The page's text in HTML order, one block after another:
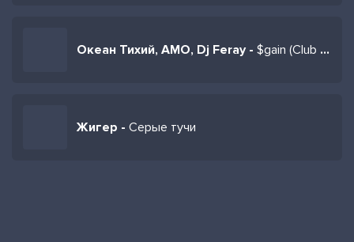
Океан Тихий, AMO, Dj Feray - $gain (Club Mix)
Жигер - Серые тучи